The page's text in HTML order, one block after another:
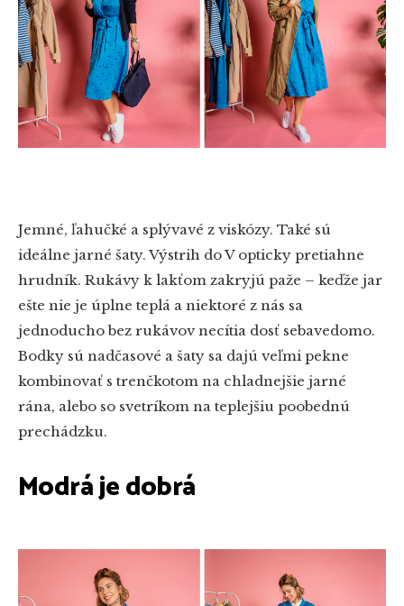
Jemné, ľahučké a splývavé z viskózy. Také sú
ideálne jarné šaty. Výstrih do V opticky pretiahne
hrudník. Rukávy k lakťom zakryjú paže – keďže jar
ešte nie je úplne teplá a niektoré z nás sa
jednoducho bez rukávov necítia dosť sebavedomo.
Bodky sú nadčasové a šaty sa dajú veľmi pekne
kombinovať s trenčkotom na chladnejšie jarné
rána, alebo so svetríkom na teplejšiu poobednú
prechádzku.
Modrá je dobrá